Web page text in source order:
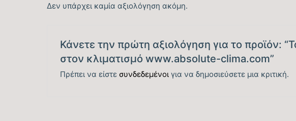
Εύρος
Δεν υπάρχει καμία αξιολόγηση ακόμη.
Κάνετε την πρώτη αξιολόγηση για το προϊόν:
στον κλιματισμό www.absolute-clima.com”
Πρέπει να είστε συνδεδεμένοιγια να δημοσιεύσετε μια κριτική.